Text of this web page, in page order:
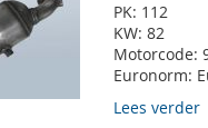
PK: 112
KW:82
Motorcode:
Euronorm:
Lees verder